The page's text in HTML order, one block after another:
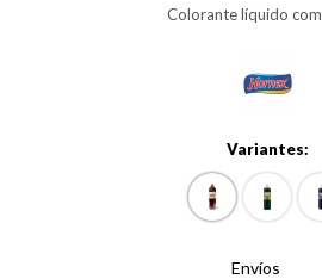
Colorante líquido
Variantes:
Envíos